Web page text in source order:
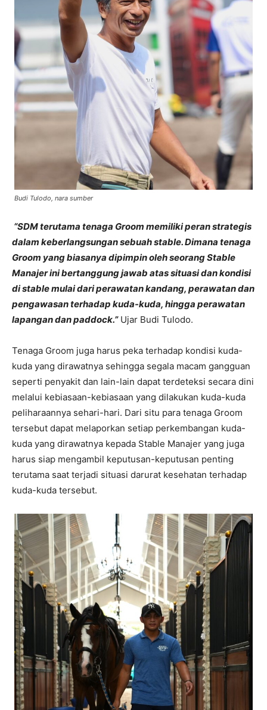
Budi Tulodo, nara sumber
“SDM terutama tenaga Groom memiliki peran strategis
dalam keberlangsungan sebuah stable. Dimana tenaga
Groom yang biasanya dipimpin oleh seorang Stable
Manajer ini bertanggung jawab atas situasi dan kondisi
di stable mulai dari perawatan kandang, perawatan dan
pengawasan terhadap kuda-kuda, hingga perawatan
lapangan dan paddock.”Ujar Budi Tulodo.
Tenaga Groom juga harus peka terhadap kondisi kuda-
kuda yang dirawatnya sehingga segala macam gangguan
seperti penyakit dan lain-lain dapat terdeteksi secara dini
melalui kebiasaan-kebiasaan yang dilakukan kuda-kuda
peliharaannya sehari-hari. Dari situ para tenaga Groom
tersebut dapat melaporkan setiap perkembangan kuda-
kuda yang dirawatnya kepada Stable Manajer yang juga
harus siap mengambil keputusan-keputusan penting
terutama saat terjadi situasi darurat kesehatan terhadap
kuda-kuda tersebut.